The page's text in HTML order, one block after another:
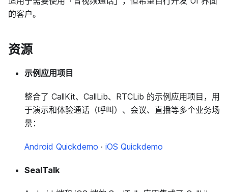
的客户。
资源
示例应用项目
整合了 CallKit、CallLib、RTCLib 的示例应用项目，用
于演示和体验通话（呼叫）、会议、直播等多个业务场
景：
Android Quickdemo · iOS Quickdemo
SealTalk